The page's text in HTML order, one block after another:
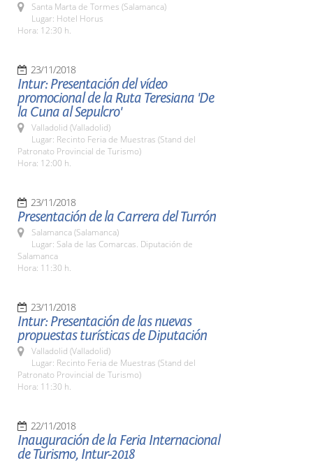
Santa Marta de Tormes (Salamanca)
Lugar: Hotel Horus
Hora: 12:30 h.
23/11/2018
Intur: Presentación del vídeo
promocional de la Ruta Teresiana 'De
la Cuna al Sepulcro'
Valladolid (Valladolid)
Lugar: Recinto Feria de Muestras (Stand del
Patronato Provincial de Turismo)
Hora: 12:00 h.
23/11/2018
Presentación de la Carrera del Turrón
Salamanca (Salamanca)
Lugar: Sala de las Comarcas. Diputación de
Salamanca
Hora: 11:30 h.
23/11/2018
Intur: Presentación de las nuevas
propuestas turísticas de Diputación
Valladolid (Valladolid)
Lugar: Recinto Feria de Muestras (Stand del
Patronato Provincial de Turismo)
Hora: 11:30 h.
22/11/2018
Inauguración de la Feria Internacional
de Turismo, Intur-2018